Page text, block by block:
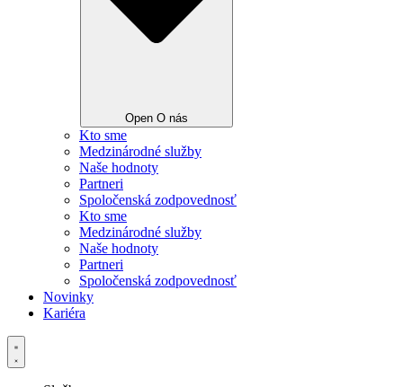
Open O nás
Kto sme
Medzinárodné služby
Naše hodnoty
Partneri
Spoločenská zodpovednosť
Kto sme
Medzinárodné služby
Naše hodnoty
Partneri
Spoločenská zodpovednosť
Novinky
Kariéra